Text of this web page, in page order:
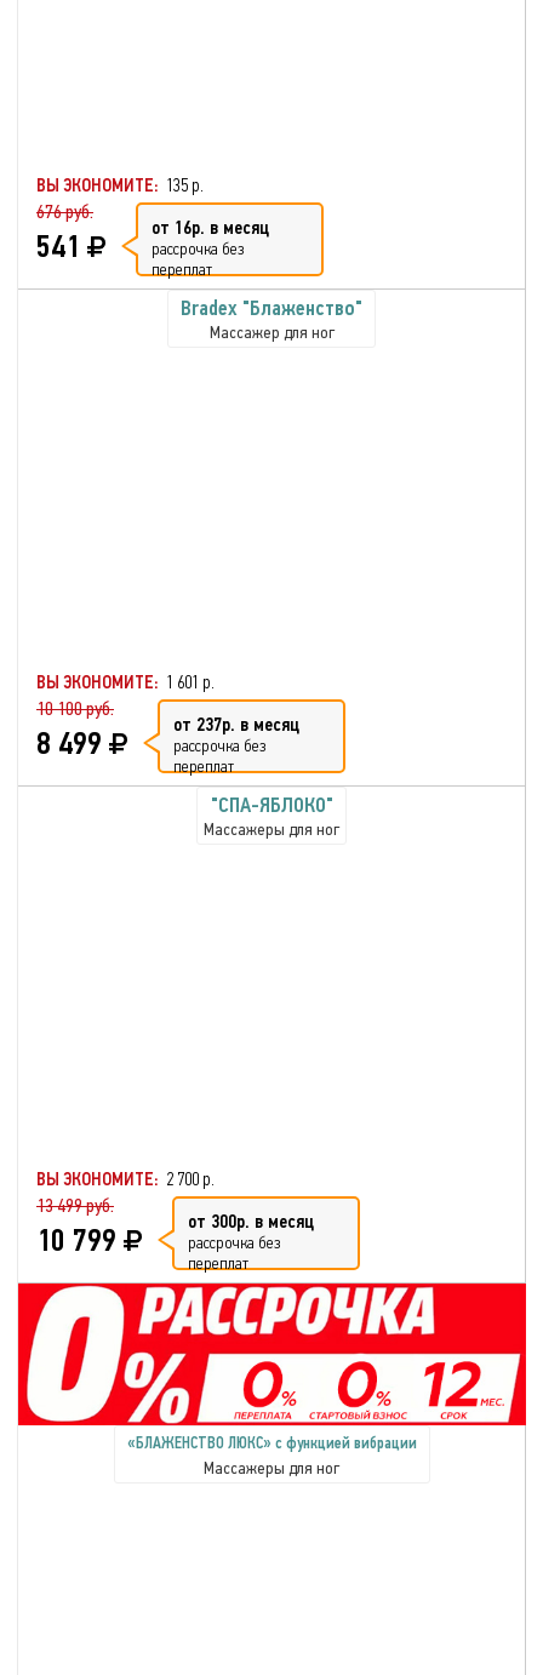
ВЫ ЭКОНОМИТЕ: 135 р.
676 руб.
541 от 16р. в месяц
рассрочка без
переплат
Bradex "Блаженство"
Массажер для ног
ВЫ ЭКОНОМИТЕ: 1 601 р.
10 100 руб.
8 499 от 237р. в месяц
рассрочка без
переплат
"СПА-ЯБЛОКО"
Массажеры для ног
ВЫ ЭКОНОМИТЕ: 2 700 р.
13 499 руб.
10 799 от 300р. в месяц
рассрочка без
переплат
«БЛАЖЕНСТВО ЛЮКС» с функцией вибрации
Массажеры для ног